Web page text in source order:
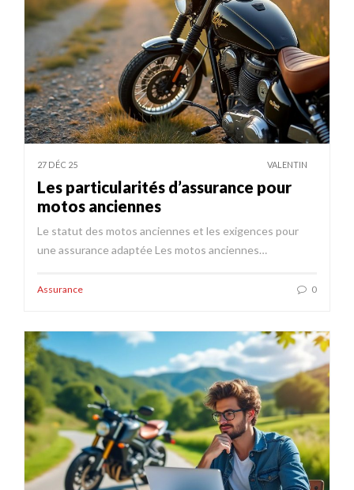
27 DÉC 25 VALENTIN
Les particularités d’assurance pour
motos anciennes
Le statut des motos anciennes et les exigences pour
une assurance adaptée Les motos anciennes…
Assurance 0